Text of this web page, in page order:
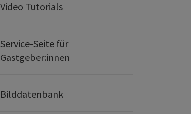
Video Tutorials
Service-Seite für
Gastgeber:innen
Bilddatenbank